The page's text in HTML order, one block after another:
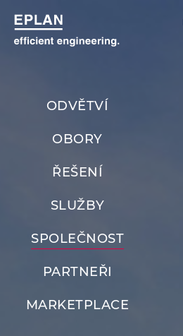
ODVĚTVÍ
OBORY
ŘEŠENÍ
SLUŽBY
SPOLEČNOST
PARTNEŘI
MARKETPLACE